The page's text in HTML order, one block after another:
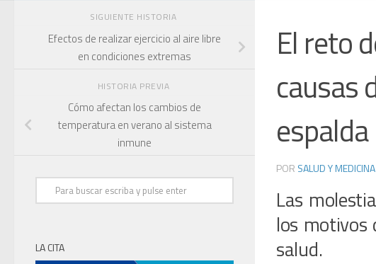
El reto
causas
espalda
POR SALUD Y MEDICINA
Las
los motivos
salud.
SIGUIENTE HISTORIA
Efectos de realizar ejercicio al aire libre
en condiciones extremas
HISTORIA PREVIA
Cómo afectan los cambios de
temperatura en verano al sistema
inmune
LA CITA